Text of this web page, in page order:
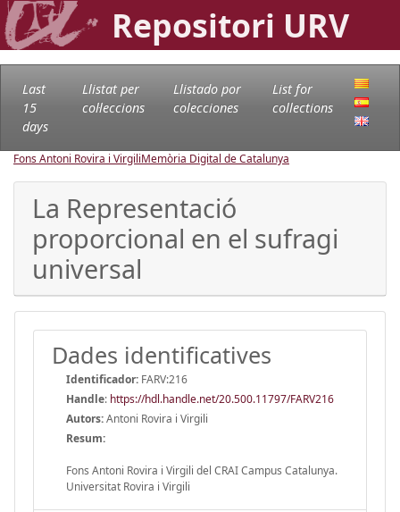
Repositori URV
Last
15
days
Llistat per
col·leccions
Llistado por
colecciones
List for
collections
Fons Antoni Rovira i VirgiliMemòria Digital de Catalunya
La Representació
proporcional en el sufragi
universal
Dades identificatives
Identificador: FARV:216
Handle: https://hdl.handle.net/20.500.11797/FARV216
Autors:Antoni Rovira i Virgili
Resum:
Fons Antoni Rovira i Virgili del CRAI Campus Catalunya.
Universitat Rovira i Virgili